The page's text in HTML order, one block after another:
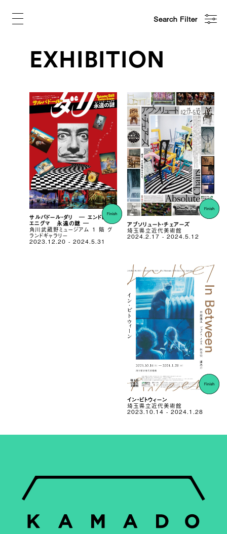
EXHIBITION
Search Filter
サルバドール・ダリ ― エンドレス・
エニグマ 永遠の謎 ―
角川武蔵野ミュージアム 1 階 グ
ランドギャラリー
2023.12.20 - 2024.5.31
アブソリュート・チェアーズ
埼玉県立近代美術館
2024.2.17 - 2024.5.12
イン・ビトウィーン
埼玉県立近代美術館
2023.10.14 - 2024.1.28